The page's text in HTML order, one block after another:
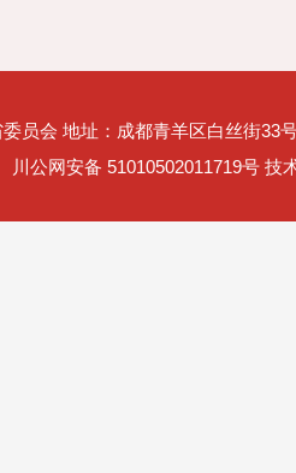
员会 地址：成都青羊区白丝街33
川公网安备 51010502011719号 技